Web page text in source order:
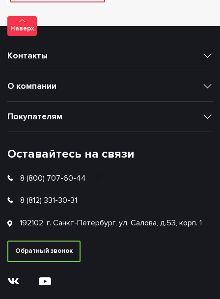
Наверх
Оставайтесь на связи
8 (800) 707-60-44
8 (812) 331-30-31
192102, г. Санкт-Петербург, ул. Салова, д.53, корп. 1
Обратный звонок
Покупателям
О компании
Контакты